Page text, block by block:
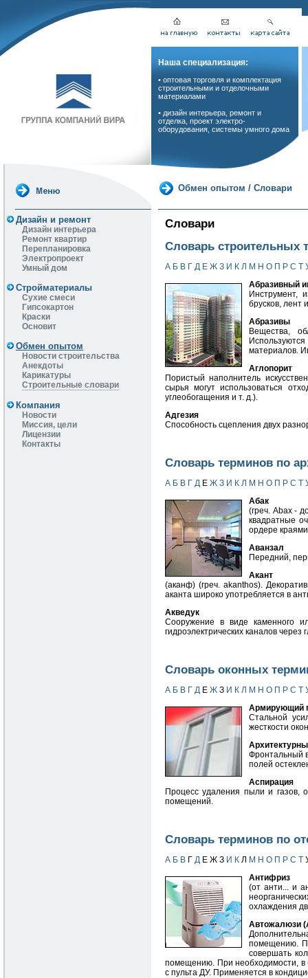
Наша специализация:
• оптовая торговля и комплектация
строительными и отделочными
материалами
• дизайн интерьера, ремонт и
отделка, проект электро-
оборудования, системы умного дома
Дизайн и ремонт
Дизайн интерьера
Ремонт квартир
Перепланировка
Электропроект
Умный дом
Стройматериалы
Сухие смеси
Гипсокартон
Краски
Основит
Обмен опытом
Новости строительства
Анекдоты
Карикатуры
Строительные словари
Компания
Новости
Миссия, цели
Лицензии
Контакты
Обмен опытом / Словари
Словари
Словарь строительных
А Б В Г Д Е Ж З И К Л М Н О П Р С Т
Абразивный
Инструмент,
брусков, лент
Абразивы
Вещества,
материалов.
Аглопорит
Пористый наполнитель
сырья могут использоваться
углеобогащения и т. д.).
Адгезия
Способность сцепления двух
Словарь терминов по
А Б В Г Д Е Ж З И К Л М Н О П Р С Т
Абак
(греч. Abax -
квадратные
ордере
Аванзал
Передний,
Акант
(аканф) (греч. akanthos).
аканта широко употребляется в
Акведук
Сооружение в виде каменного
гидроэлектрических каналов
Словарь оконных
А Б В Г Д Е Ж З И К Л М Н О П Р С Т
Армирующий
Cтальной
жесткости
Фронтальный
полей
Аспирация
Процесс удаления пыли и газов,
помещений.
Словарь терминов по
А Б В Г Д Е Ж З И К Л М Н О П Р С Т
Антифриз
(от анти... и
охлаждения
Автожалюзи
помещению.
совершать
помещению. При необходимости, в
с пульта ДУ. Применяется в